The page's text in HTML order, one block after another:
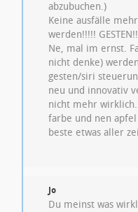
abzubuchen.)
Keine ausfälle
werden!!!!!
Ne, mal im ernst.
nicht denke)
gesten/siri
neu und innovativ
nicht mehr
farbe und nen
beste etwas aller
Jo
Du meinst was